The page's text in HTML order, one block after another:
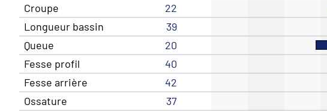
Croupe
22
Longueur bassin
39
Queue
20
Fesse profil
40
Fesse arrière
42
Ossature
37